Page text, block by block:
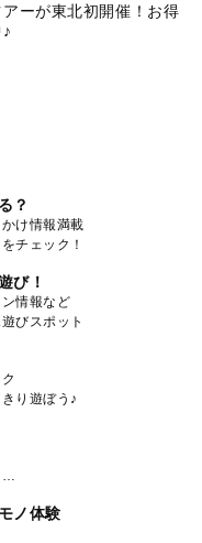
ーが東北初開催！お得
？
け情報満載
チェック！
び！
情報など
びスポット
り遊ぼう♪
ノ体験